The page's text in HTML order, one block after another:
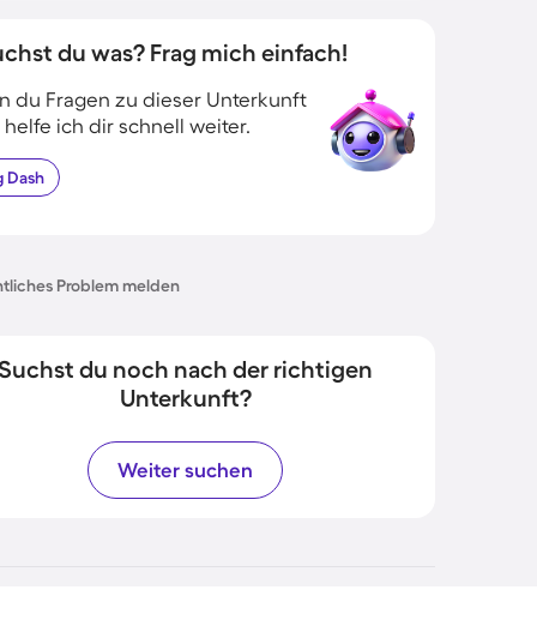
du was? Frag mich einfach!
du Fragen zu dieser Unterkunft
helfe ich dir schnell weiter.
Dash
Problem melden
du noch nach der richtigen
Unterkunft?
Weiter suchen